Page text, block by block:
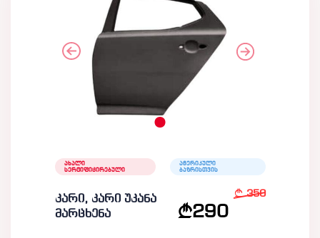
ახალი
სერტიფიცირებული
ამერიკული
ბაზრისთვის
კარი, კარი უკანა
მარცხენა
290
350